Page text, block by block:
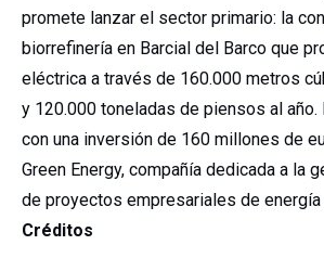
promete lanzar el sector primario: la
biorrefinería en Barcial del Barco que
eléctrica a través de 160.000 metros
y 120.000 toneladas de piensos al año.
con una inversión de 160 millones de
Green Energy, compañía dedicada a la
de proyectos empresariales de
Créditos